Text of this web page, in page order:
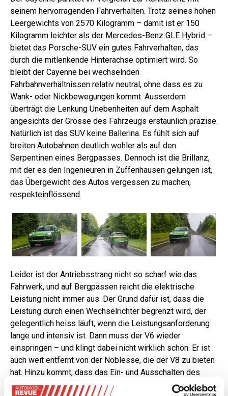
seinem hervorragenden Fahrverhalten. Trotz seines hohen
Leergewichts von 2570 Kilogramm – damit ist er 150
Kilogramm leichter als der Mercedes-Benz GLE Hybrid –
bietet das Porsche-SUV ein gutes Fahrverhalten, das
durch die mitlenkende Hinterachse optimiert wird. So
bleibt der Cayenne bei wechselnden
Fahrbahnverhältnissen relativ neutral, ohne dass es zu
Wank- oder Nick­bewegungen kommt. Ausserdem
überträgt die Lenkung Unebenheiten auf dem Asphalt
angesichts der Grösse des Fahrzeugs erstaunlich präzise.
Natürlich ist das SUV keine Ballerina. Es fühlt sich auf
breiten Autobahnen deutlich wohler als auf den
Serpentinen eines Bergpasses. Dennoch ist die Brillanz,
mit der es den Ingenieuren in Zuffenhausen gelungen ist,
das Übergewicht des Autos vergessen zu machen,
respekteinflössend.
Leider ist der Antriebsstrang nicht so scharf wie das
Fahrwerk, und auf Bergpässen reicht die elektrische
Leistung nicht immer aus. Der Grund dafür ist, dass die
Leistung durch einen Wechselrichter begrenzt wird, der
gelegentlich heiss läuft, wenn die Leistungsanforderung
lange und intensiv ist. Dann muss der V6 wieder
einspringen – und klingt dabei nicht wirklich schön. Er ist
auch weit entfernt von der Noblesse, die der V8 zu bieten
hat. Hinzu kommt, dass das Ein- und Ausschalten des
Verbrennungsmotors zu stark spürbar ist, vor allem bei